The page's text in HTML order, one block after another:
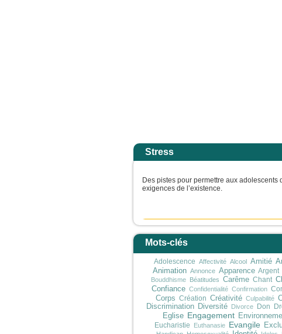
la gloire de son Père ; alors il rendra à chacun selon sa conduite. Amen,
Stress
Des pistes pour permettre aux
exigences de l’existence.
Mots-clés
Adolescence Affectivité Alcool Amitié
Animation Annonce Apparence Argent
Bouddhisme Béatitudes Carême Chant
Confiance Confidentialité Confirmation
Corps Création Créativité Culpabilité
Discrimination Diversité Divorce Don
Eglise Engagement
Eucharistie Euthanasie Evangile